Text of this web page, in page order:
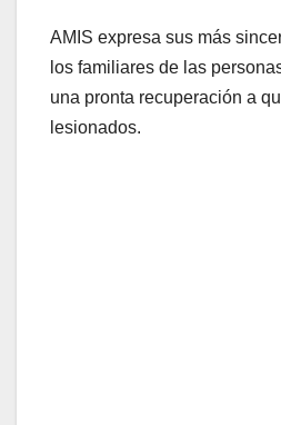
AMIS expresa sus más
los familiares de las
una pronta recuperación a
lesionados.